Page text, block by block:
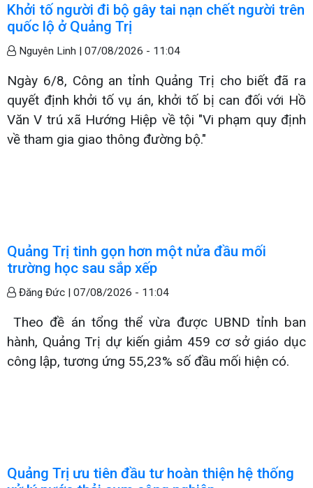
Khởi tố người đi bộ gây tai nạn chết người trên
quốc lộ ở Quảng Trị
Nguyên Linh | 07/08/2026 - 11:04
Ngày 6/8, Công an tỉnh Quảng Trị cho biết đã ra
quyết định khởi tố vụ án, khởi tố bị can đối với Hồ
Văn V trú xã Hướng Hiệp về tội "Vi phạm quy định
về tham gia giao thông đường bộ."
Quảng Trị tinh gọn hơn một nửa đầu mối
trường học sau sắp xếp
Đăng Đức | 07/08/2026 - 11:04
Theo đề án tổng thể vừa được UBND tỉnh ban
hành, Quảng Trị dự kiến giảm 459 cơ sở giáo dục
công lập, tương ứng 55,23% số đầu mối hiện có.
Quảng Trị ưu tiên đầu tư hoàn thiện hệ thống